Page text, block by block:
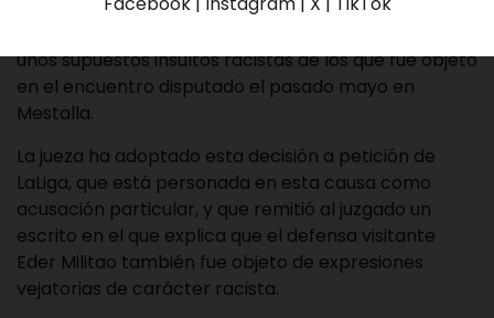
Madrid Eder Militao para que comparezca en calidad
unos supuestos insultos racistas de los que fue objeto
en el encuentro disputado el pasado mayo en
Mestalla.
La jueza ha adoptado esta decisión a petición de
LaLiga, que está personada en esta causa como
acusación particular, y que remitió al juzgado un
escrito en el que explica que el defensa visitante
Eder Militao también fue objeto de expresiones
vejatorias de carácter racista.